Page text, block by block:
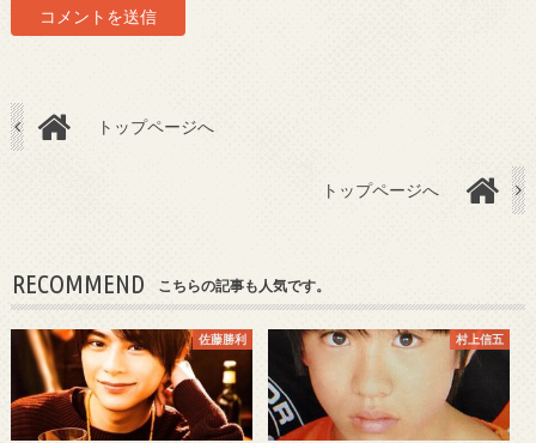
トップページへ
トップページへ
RECOMMEND こちらの記事も人気です。
佐藤勝利 村上信五